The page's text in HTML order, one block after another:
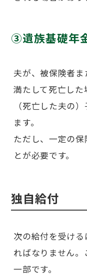
③遺族基礎年
夫が、被保険者
満たして死亡し
（死亡した夫の
ます。
ただし、一定の
とが必要です。
独自給付
次の給付を受け
ればなりません
一部です。